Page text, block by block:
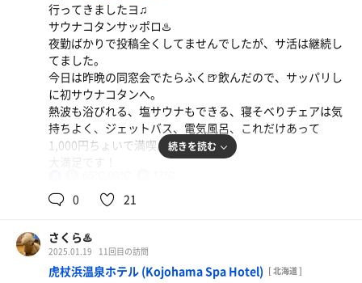
行ってきましたヨ♫
サウナコタンサッポロ♨️
夜勤ばかりで投稿全くしてませんでしたが、サ活は継続し
てました。
今日は昨晩の同窓会でたらふく🍺飲んだので、サッパリし
に初サウナコタンへ。
熱波も浴びれる、塩サウナもできる、寝そべりチェアは気
持ちよく、ジェットバス、電気風呂、これだけあって
1,000円ちょいで満喫。 続きを読む
0 21
さくら♨️
2025.01.19 11回目の訪問
虎杖浜温泉ホテル (Kojohama Spa Hotel) [ 北海道 ]